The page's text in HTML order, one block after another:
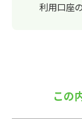
利用口座
この